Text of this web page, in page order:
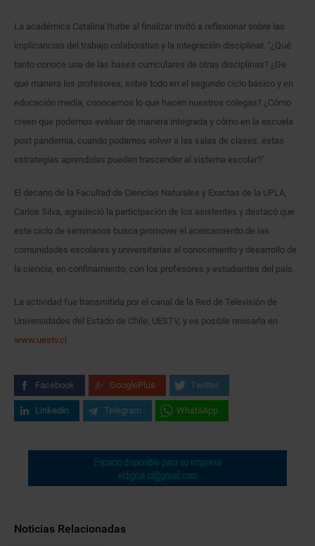
La académica Catalina Iturbe al finalizar invitó a reflexionar sobre las
implicancias del trabajo colaborativo y la integración disciplinar. “¿Qué
tanto conoce una de las bases curriculares de otras disciplinas? ¿De
qué manera los profesores, sobre todo en el segundo ciclo básico y en
educación media, conocemos lo que hacen nuestros colegas? ¿Cómo
creen que podemos evaluar de manera integrada y cómo en la escuela
post pandemia, cuando podamos volver a las salas de clases, estas
estrategias aprendidas pueden trascender al sistema escolar?”.
El decano de la Facultad de Ciencias Naturales y Exactas de la UPLA,
Carlos Silva, agradeció la participación de los asistentes y destacó que
este ciclo de seminarios busca promover el acercamiento de las
comunidades escolares y universitarias al conocimiento y desarrollo de
la ciencia, en confinamiento, con los profesores y estudiantes del país.
La actividad fue transmitida por el canal de la Red de Televisión de
Universidades del Estado de Chile, UESTV, y es posible revisarla en
www.uestv.cl
Facebook GooglePlus Twitter
Linkedin Telegram WhatsApp
Noticias Relacionadas